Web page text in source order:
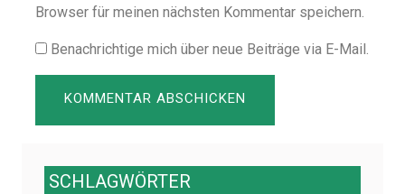
Browser für meinen nächsten Kommentar speichern.
Benachrichtige mich über neue Beiträge via E-Mail.
SCHLAGWÖRTER